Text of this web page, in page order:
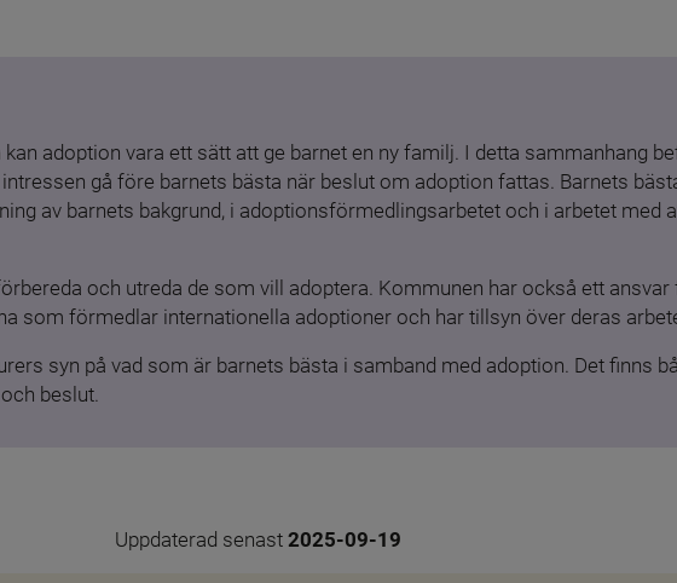
adoption vara ett sätt att ge barnet en ny familj. I detta sammanhang
gå före barnets bästa när beslut om adoption fattas. Barnets
av barnets bakgrund, i adoptionsförmedlingsarbetet och i arbetet med
och utreda de som vill adoptera. Kommunen har också ett
som förmedlar internationella adoptioner och har tillsyn över deras
syn på vad som är barnets bästa i samband med adoption. Det finns
beslut.
Uppdaterad senast 2025-09-19